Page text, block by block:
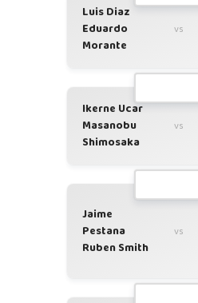
Luis Diaz
Eduardo
Morante
vs
Ikerne Ucar
Masanobu
Shimosaka
vs
Jaime
Pestana
Ruben Smith
vs